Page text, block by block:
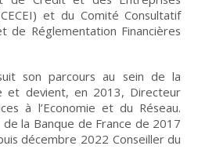
et du Comité Consultatif
de Réglementation Financières
son parcours au sein de la
et devient, en 2013, Directeur
à l’Economie et du Réseau.
la Banque de France de 2017
décembre 2022 Conseiller du